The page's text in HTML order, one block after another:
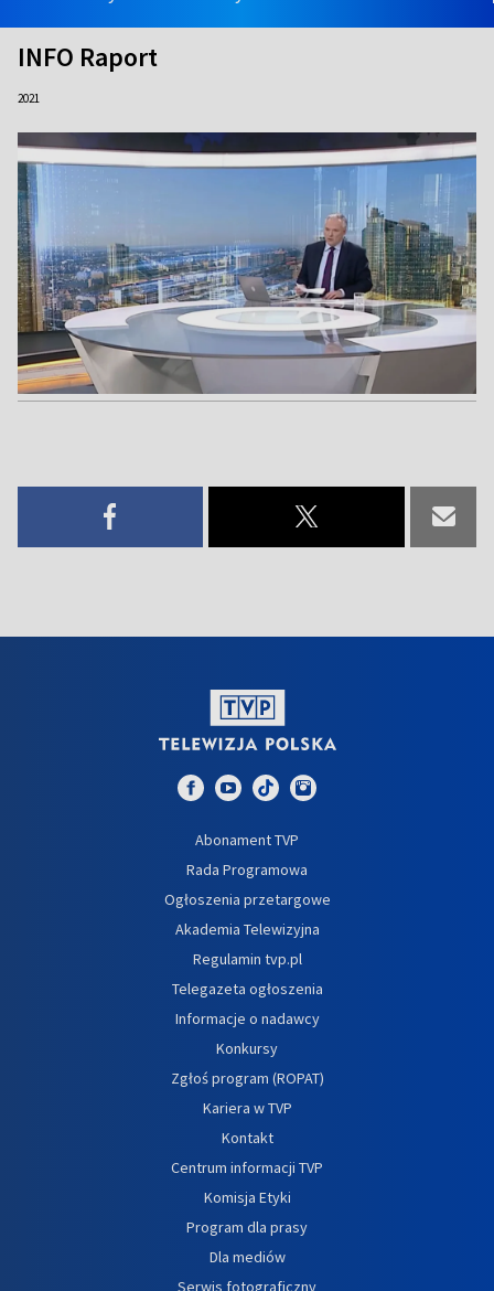
INFO Raport
2021
Abonament TVP
Rada Programowa
Ogłoszenia przetargowe
Akademia Telewizyjna
Regulamin tvp.pl
Telegazeta ogłoszenia
Informacje o nadawcy
Konkursy
Zgłoś program (ROPAT)
Kariera w TVP
Kontakt
Centrum informacji TVP
Komisja Etyki
Program dla prasy
Dla mediów
Serwis fotograficzny